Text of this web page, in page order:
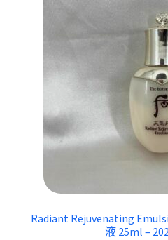
Radiant Rejuvenating
液 25ml –